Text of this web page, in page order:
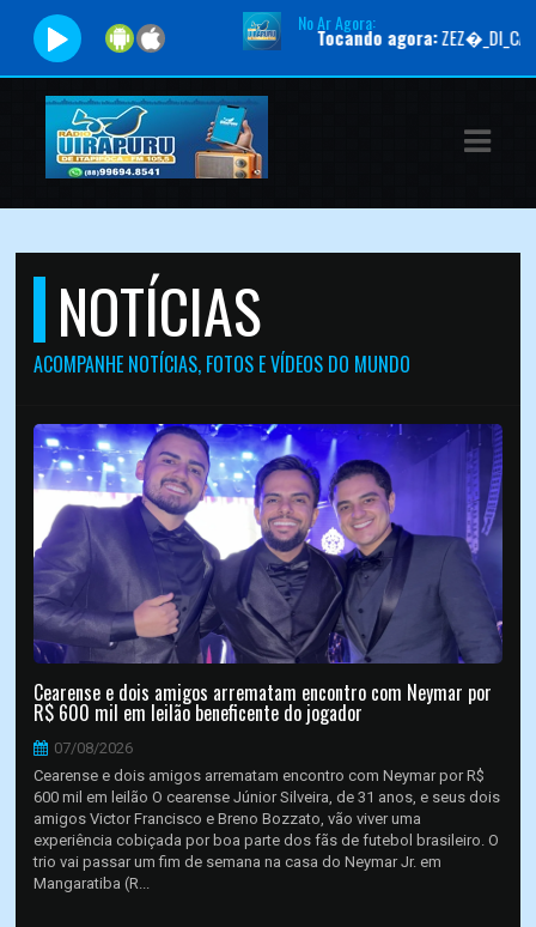
No Ar Agora:
Tocando agora:
NOTÍCIAS
ACOMPANHE NOTÍCIAS, FOTOS E VÍDEOS DO MUNDO
Cearense e dois amigos arrematam encontro com Neymar por
R$ 600 mil em leilão beneficente do jogador
07/08/2026
Cearense e dois amigos arrematam encontro com Neymar por R$
600 mil em leilão O cearense Júnior Silveira, de 31 anos, e seus dois
amigos Victor Francisco e Breno Bozzato, vão viver uma
experiência cobiçada por boa parte dos fãs de futebol brasileiro. O
trio vai passar um fim de semana na casa do Neymar Jr. em
Mangaratiba (R...